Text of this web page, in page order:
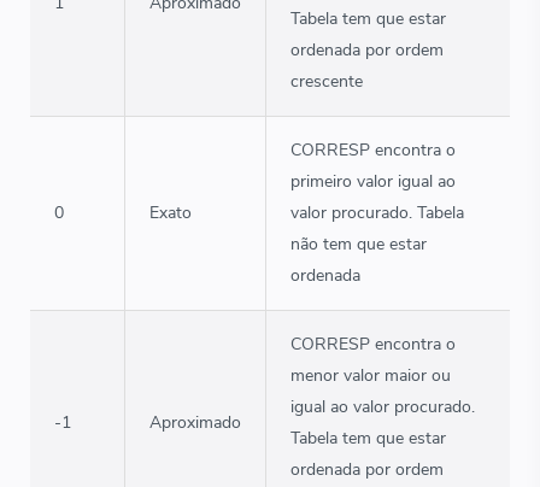
Tabela tem que estar
ordenada por ordem
crescente
0 Exato
CORRESP encontra o
primeiro valor igual ao
valor procurado. Tabela
não tem que estar
ordenada
-1 Aproximado
CORRESP encontra o
menor valor maior ou
igual ao valor procurado.
Tabela tem que estar
ordenada por ordem